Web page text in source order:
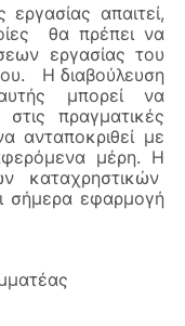
απαιτεί,
θα πρέπει να
εργασίας του
Η διαβούλευση
μπορεί να
πραγματικές
ανταποκριθεί με
μέρη. Η
καταχρηστικών
σήμερα εφαρμογή